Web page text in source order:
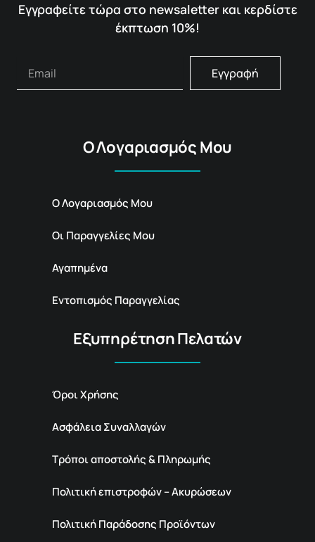
Εγγραφείτε τώρα στο newsaletter και κερδίστε
έκπτωση 10%!
Εγγραφή
Ο Λογαριασμός Μου
Ο Λογαριασμός Μου
Οι Παραγγελίες Μου
Αγαπημένα
Εντοπισμός Παραγγελίας
Εξυπηρέτηση Πελατών
Όροι Χρήσης
Ασφάλεια Συναλλαγών
Τρόποι αποστολής & Πληρωμής
Πολιτική επιστροφών – Ακυρώσεων
Πολιτική Παράδοσης Προϊόντων